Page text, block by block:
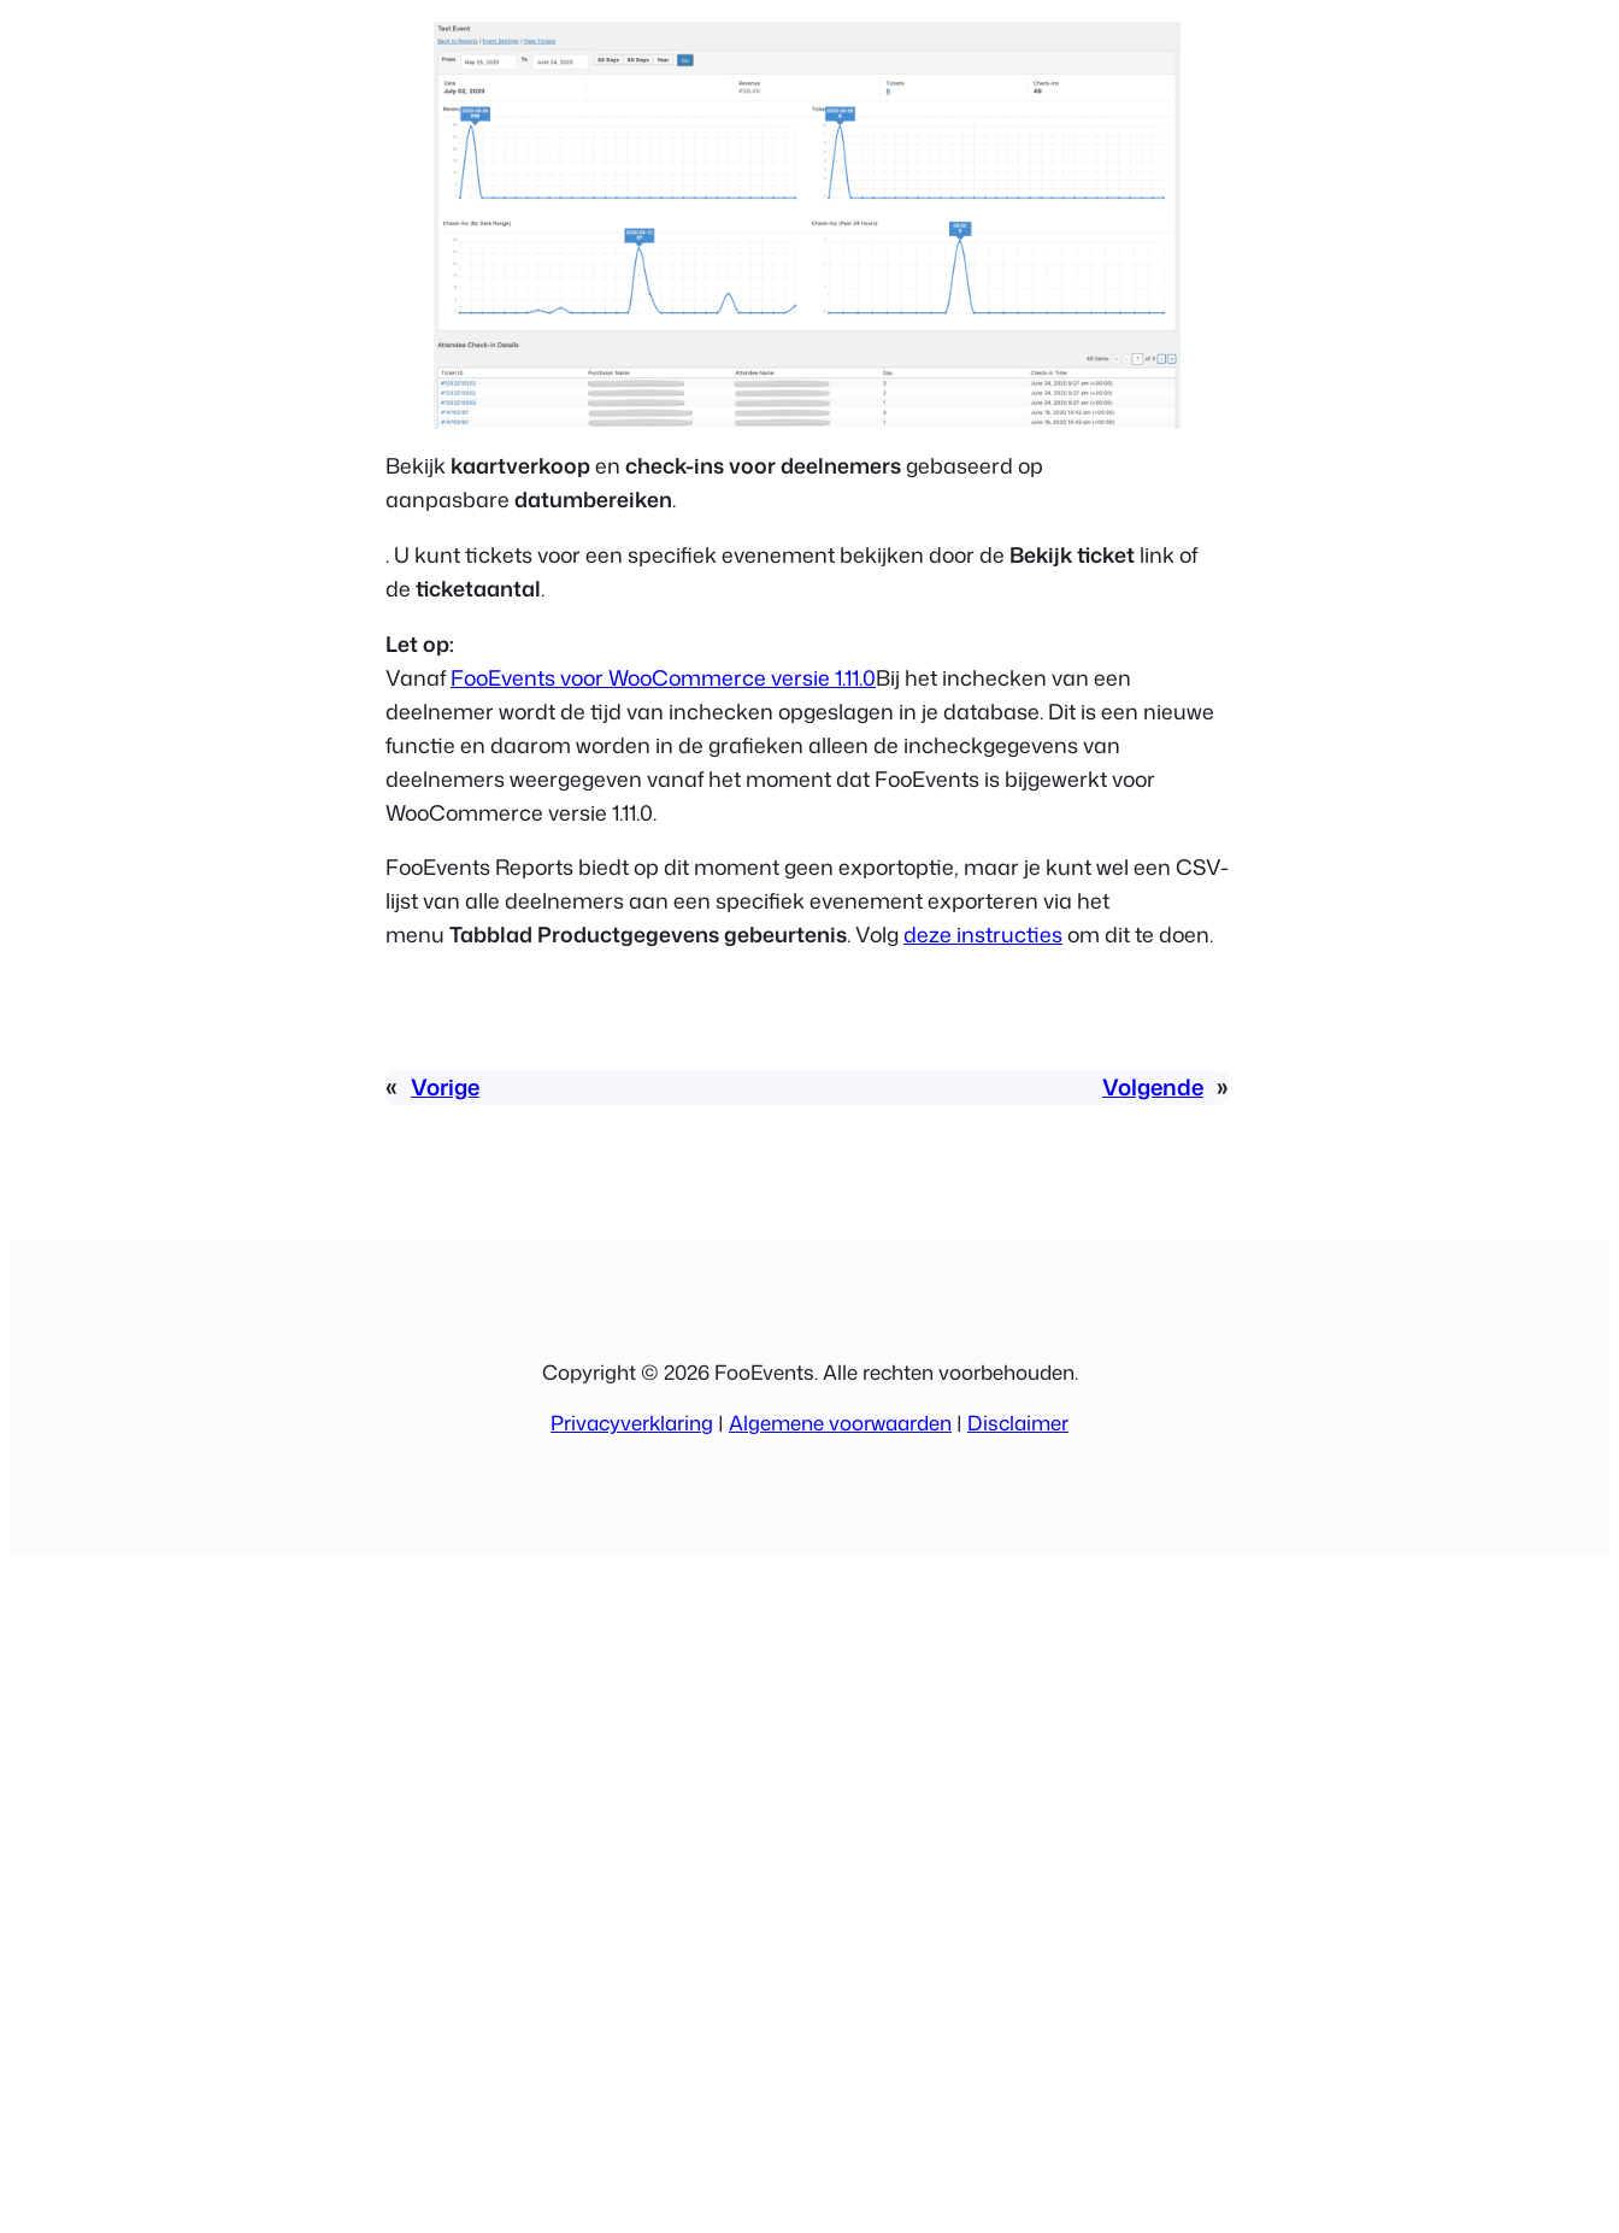
Bekijk kaartverkoopen check-ins voor deelnemersgebaseerd op
aanpasbare datumbereiken.
. U kunt tickets voor een specifiek evenement bekijken door de Bekijk ticket link of
de ticketaantal.
Let op:
VanafFooEvents voor WooCommerce versie 1.11.0Bij het inchecken van een
deelnemer wordt de tijd van inchecken opgeslagen in je database. Dit is een nieuwe
functie en daarom worden in de grafieken alleen de incheckgegevens van
deelnemers weergegeven vanaf het moment dat FooEvents is bijgewerkt voor
WooCommerce versie 1.11.0.
FooEvents Reports biedt op dit moment geen exportoptie, maar je kunt wel een CSV-
lijst van alle deelnemers aan een specifiek evenement exporteren via het
menu Tabblad Productgegevens gebeurtenis. Volgdeze instructiesom dit te doen.
« Vorige Volgende »
Copyright © 2026 FooEvents. Alle rechten voorbehouden.
Privacyverklaring | Algemene voorwaarden | Disclaimer